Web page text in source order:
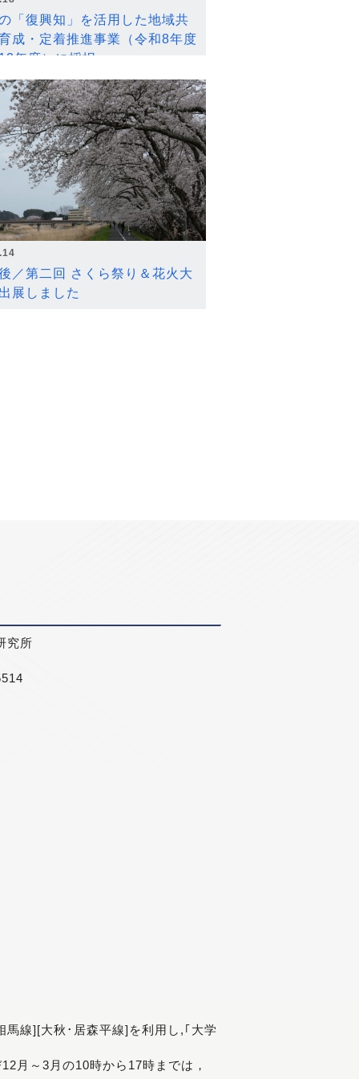
「復興知」を活用した地域共
成・定着推進事業（令和8年度
年度）に採択
／第二回 さくら祭り＆花火大
展しました
究所
線][大秋･居森平線]を利用し,｢大学
月～3月の10時から17時までは，